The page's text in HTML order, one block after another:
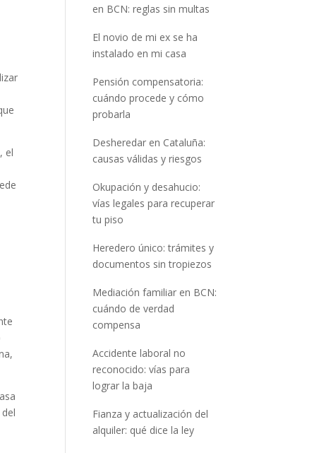
el
en BCN: reglas sin multas
El novio de mi ex se ha
instalado en mi casa
Pensión compensatoria:
cuándo procede y cómo
probarla
Desheredar en Cataluña:
causas válidas y riesgos
Okupación y desahucio:
vías legales para recuperar
tu piso
Heredero único: trámites y
documentos sin tropiezos
Mediación familiar en BCN:
cuándo de verdad
compensa
Accidente laboral no
reconocido: vías para
lograr la baja
Fianza y actualización del
alquiler: qué dice la ley